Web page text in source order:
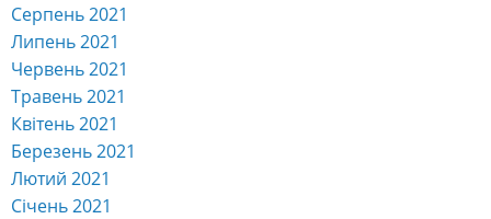
Серпень 2021
Липень 2021
Червень 2021
Травень 2021
Квітень 2021
Березень 2021
Лютий 2021
Січень 2021